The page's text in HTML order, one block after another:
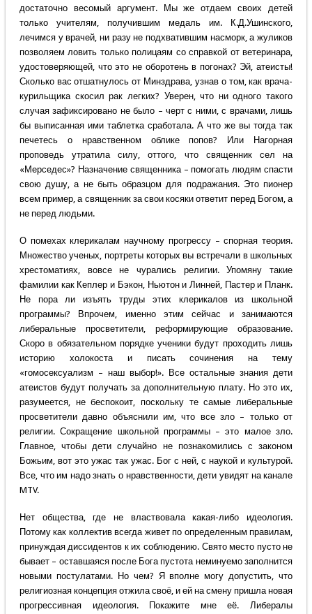
достаточно весомый аргумент. Мы же отдаем своих детей
только учителям, получившим медаль им. К.Д.Ушинского,
лечимся у врачей, ни разу не подхватившим насморк, а жуликов
позволяем ловить только полицаям со справкой от ветеринара,
удостоверяющей, что это не оборотень в погонах? Эй, атеисты!
Сколько вас отшатнулось от Минздрава, узнав о том, как врача-
курильщика скосил рак легких? Уверен, что ни одного такого
случая зафиксировано не было – черт с ними, с врачами, лишь
бы выписанная ими таблетка сработала. А что же вы тогда так
печетесь о нравственном облике попов? Или Нагорная
проповедь утратила силу, оттого, что священник сел на
«Мерседес»? Назначение священника – помогать людям спасти
свою душу, а не быть образцом для подражания. Это пионер
всем пример, а священник за свои косяки ответит перед Богом, а
не перед людьми.
О помехах клерикалам научному прогрессу – спорная теория.
Множество ученых, портреты которых вы встречали в школьных
хрестоматиях, вовсе не чурались религии. Упомяну такие
фамилии как Кеплер и Бэкон, Ньютон и Линней, Пастер и Планк.
Не пора ли изъять труды этих клерикалов из школьной
программы? Впрочем, именно этим сейчас и занимаются
либеральные просветители, реформирующие образование.
Скоро в обязательном порядке ученики будут проходить лишь
историю холокоста и писать сочинения на тему
«гомосексуализм – наш выбор!». Все остальные знания дети
атеистов будут получать за дополнительную плату. Но это их,
разумеется, не беспокоит, поскольку те самые либеральные
просветители давно объяснили им, что все зло – только от
религии. Сокращение школьной программы – это малое зло.
Главное, чтобы дети случайно не познакомились с законом
Божьим, вот это ужас так ужас. Бог с ней, с наукой и культурой.
Все, что им надо знать о нравственности, дети увидят на канале
MTV.
Нет общества, где не властвовала какая-либо идеология.
Потому как коллектив всегда живет по определенным правилам,
принуждая диссидентов к их соблюдению. Свято место пусто не
бывает – оставшаяся после Бога пустота неминуемо заполнится
новыми постулатами. Но чем? Я вполне могу допустить, что
религиозная концепция отжила своё, и ей на смену пришла новая
прогрессивная идеология. Покажите мне её. Либералы